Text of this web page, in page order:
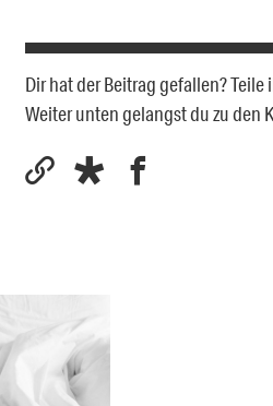
Dir hat der Beitrag gefallen?
Weiter unten gelangst du zu den